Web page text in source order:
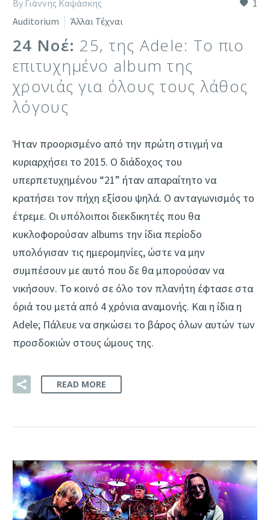
1
By Γιάννης Καψάσκης
Auditorium
Άλλαι Τέχναι
24 Νοέ: 25, της Adele: Tο πιο
επιτυχημένο album της
χρονιάς για όλους τους λάθος
λόγους
Ήταν προορισμένο από την πρώτη στιγμή να
κυριαρχήσει το 2015. Ο διάδοχος του
υπερπετυχημένου “21” ήταν απαραίτητο να
κρατήσει τον πήχη εξίσου ψηλά. Ο ανταγωνισμός το
έτρεμε. Οι υπόλοιποι διεκδικητές που θα
κυκλοφορούσαν albums την ίδια περίοδο
υπολόγισαν τις ημερομηνίες, ώστε να μην
συμπέσουν με αυτό που δε θα μπορούσαν να
νικήσουν. Το κοινό σε όλο τον πλανήτη έφτασε στα
όριά του μετά από 4 χρόνια αναμονής. Και η ίδια η
Adele; Πάλευε να σηκώσει το βάρος όλων αυτών των
προσδοκιών στους ώμους της.
READ MORE